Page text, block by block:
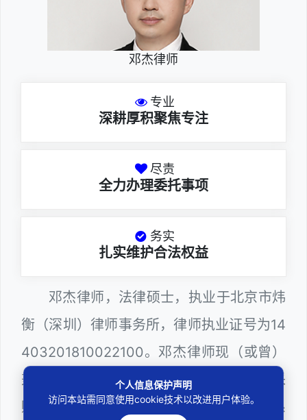
邓杰律师
专业
深耕厚积聚焦专注
尽责
全力办理委托事项
务实
扎实维护合法权益
邓杰律师，法律硕士，执业于北京市炜
衡（深圳）律师事务所，律师执业证号为14
403201810022100。邓杰律师现（或曾）
兼任深圳市人民政府听证员、深圳市政府采
购评审专家（法律类），深圳市某区政府系
个人信息保护声明
访问本站需同意使用cookie技术以改进用户体验。